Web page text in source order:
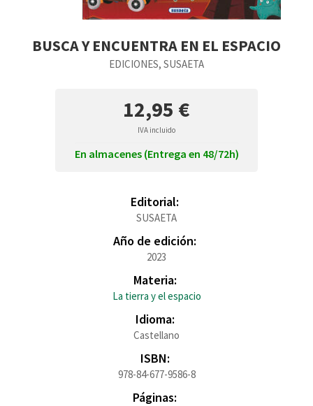
BUSCA Y ENCUENTRA EN EL ESPACIO
EDICIONES, SUSAETA
12,95 €
IVA incluido
En almacenes (Entrega en 48/72h)
Editorial:
SUSAETA
Año de edición:
2023
Materia:
La tierra y el espacio
Idioma:
Castellano
ISBN:
978-84-677-9586-8
Páginas: